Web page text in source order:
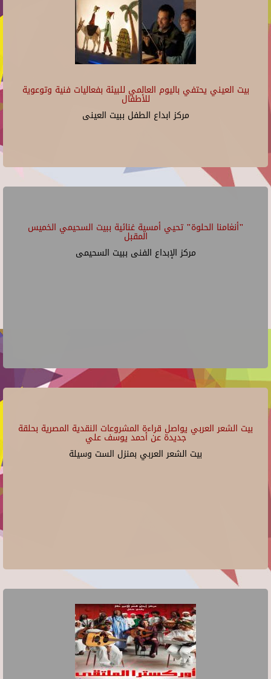
بيت العيني يحتفي باليوم العالمي للبيئة بفعاليات فنية وتوعوية
للأطفال
مركز ابداع الطفل ببيت العينى
"أنغامنا الحلوة" تحيي أمسية غنائية ببيت السحيمي الخميس
المقبل
مركز الإبداع الفنى ببيت السحيمى
بيت الشعر العربي يواصل قراءة المشروعات النقدية المصرية بحلقة
جديدة عن أحمد يوسف علي
بيت الشعر العربي بمنزل الست وسيلة